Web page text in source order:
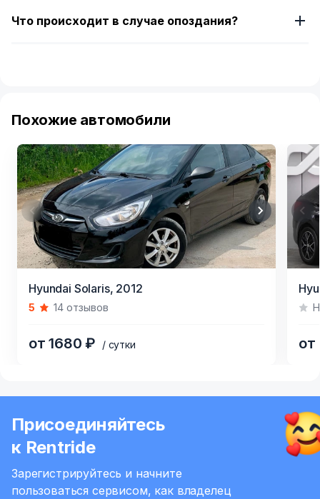
Что происходит в случае опоздания?
Похожие автомобили
Hyundai Solaris, 2012
5 14 отзывов
от 1680 ₽ / сутки от
6
Присоединяйтесь
к Rentride
Зарегистрируйтесь и начните
пользоваться сервисом, как владелец